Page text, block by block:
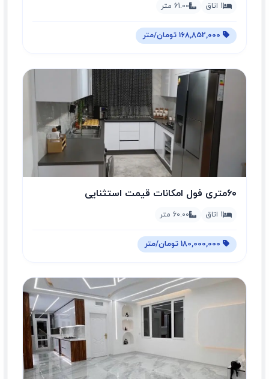
1 اتاق 61.00 متر
۶۰متری فول امکانات قیمت استثنایی
گذرپهن(جیحون)
1 اتاق 60.00 متر